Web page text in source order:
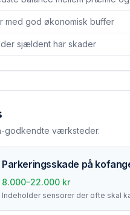
med god økonomisk buffer
sjældent har skader
godkendte værksteder.
Parkerings­skade på
8.000–22.000 kr
Indeholder sensorer der ofte skal